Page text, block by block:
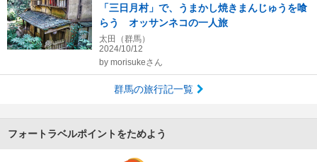
「三日月村」で、うまかし焼きまんじゅうを喰
らう オッサンネコの一人旅
太田（群馬）
2024/10/12
by morisukeさん
群馬の旅行記一覧
フォートラベルポイントをためよう